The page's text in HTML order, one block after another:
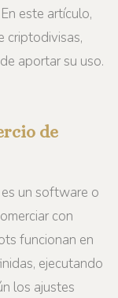
este artículo,
criptodivisas,
aportar su uso.
de
un software o
con
funcionan en
ejecutando
los ajustes